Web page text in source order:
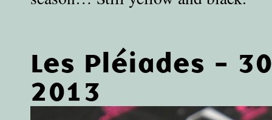
Les Pléiades -
2013